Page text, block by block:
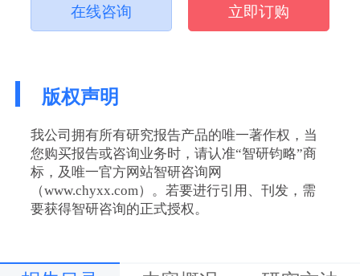
在线咨询 立即订购
版权声明
我公司拥有所有研究报告产品的唯一著作权，当
您购买报告或咨询业务时，请认准“智研钧略”商
标，及唯一官方网站智研咨询网
（www.chyxx.com）。若要进行引用、刊发，需
要获得智研咨询的正式授权。